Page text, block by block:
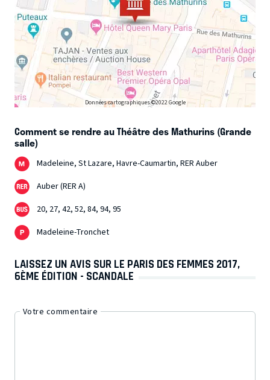
Données cartographiques ©2022 Google
Comment se rendre au Théâtre des Mathurins (Grande
salle)
Madeleine, St Lazare, Havre-Caumartin, RER Auber
Auber (RER A)
20, 27, 42, 52, 84, 94, 95
Madeleine-Tronchet
LAISSEZ UN AVIS SUR LE PARIS DES FEMMES 2017,
6ÈME ÉDITION - SCANDALE
Votre commentaire